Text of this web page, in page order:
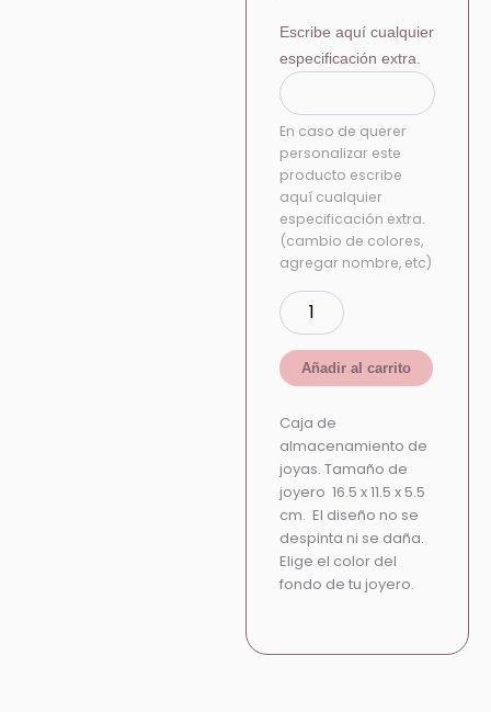
Escribe aquí cualquier
especificación extra.
En caso de querer
personalizar este
producto escribe
aquí cualquier
especificación extra.
(cambio de colores,
agregar nombre, etc)
Añadir al carrito
Caja de
almacenamiento de
joyas. Tamaño de
joyero 16.5 x 11.5 x 5.5
cm. El diseño no se
despinta ni se daña.
Elige el color del
fondo de tu joyero.